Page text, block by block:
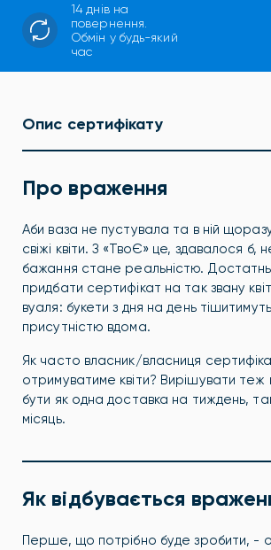
14 днів на
повернення.
Обмін у будь-який
час
Опис сертифікату
Про враження
Аби ваза не пустувала та в ній щоразу
свіжі квіти. З «ТвоЄ» це, здавалося б,
бажання стане реальністю.
придбати сертифікат на так звану
вуаля: букети з дня на день
присутністю вдома.
Як часто власник/власниця
отримуватиме квіти? Вирішувати
бути як одна доставка на тиждень,
місяць.
Як відбувається
Перше, що потрібно буде зробити, -